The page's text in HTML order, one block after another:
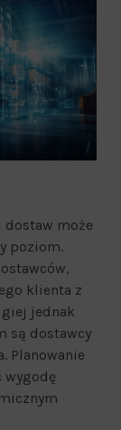
dostaw może
poziom.
klienta z
jednak
są dostawcy
Planowanie
wygodę